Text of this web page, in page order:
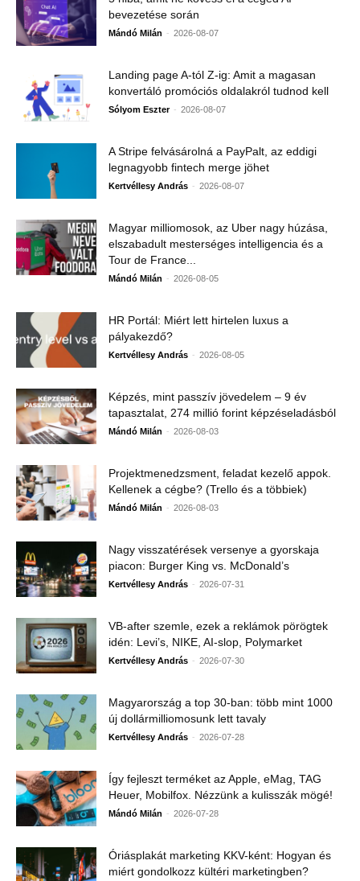
bevezetése során
Mándó Milán - 2026-08-07
Landing page A-tól Z-ig: Amit a magasan
konvertáló promóciós oldalakról tudnod kell
Sólyom Eszter - 2026-08-07
A Stripe felvásárolná a PayPalt, az eddigi
legnagyobb fintech merge jöhet
Kertvéllesy András - 2026-08-07
Magyar milliomosok, az Uber nagy húzása,
elszabadult mesterséges intelligencia és a
Tour de France...
Mándó Milán - 2026-08-05
HR Portál: Miért lett hirtelen luxus a
pályakezdő?
Kertvéllesy András - 2026-08-05
Képzés, mint passzív jövedelem – 9 év
tapasztalat, 274 millió forint képzéseladásból
Mándó Milán - 2026-08-03
Projektmenedzsment, feladat kezelő appok.
Kellenek a cégbe? (Trello és a többiek)
Mándó Milán - 2026-08-03
Nagy visszatérések versenye a gyorskaja
piacon: Burger King vs. McDonald’s
Kertvéllesy András - 2026-07-31
VB-after szemle, ezek a reklámok pörögtek
idén: Levi’s, NIKE, AI-slop, Polymarket
Kertvéllesy András - 2026-07-30
Magyarország a top 30-ban: több mint 1000
új dollármilliomosunk lett tavaly
Kertvéllesy András - 2026-07-28
Így fejleszt terméket az Apple, eMag, TAG
Heuer, Mobilfox. Nézzünk a kulisszák mögé!
Mándó Milán - 2026-07-28
Óriásplakát marketing KKV-ként: Hogyan és
miért gondolkozz kültéri marketingben?